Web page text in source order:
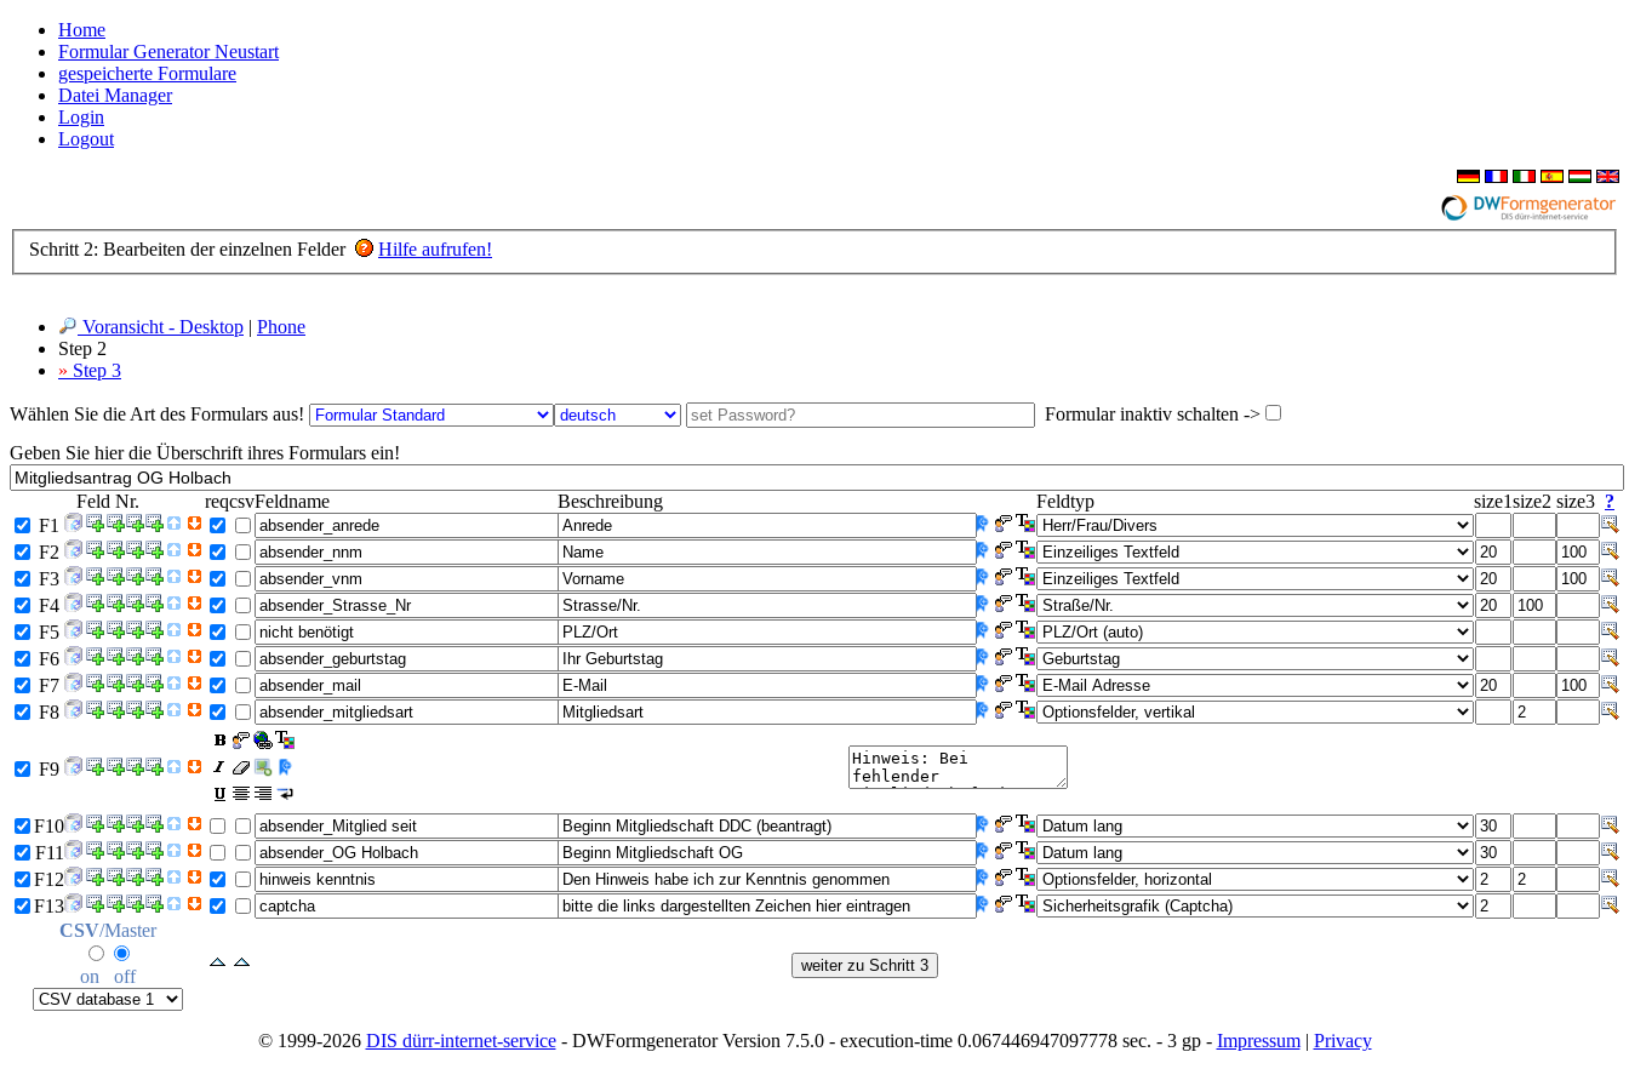
Home
Formular Generator Neustart
gespeicherte Formulare
Datei Manager
Login
Logout
Schritt 2: Bearbeiten der einzelnen Felder Hilfe aufrufen!
Voransicht - Desktop | Phone
Step 2
» Step 3
Wählen Sie die Art des Formulars aus!
Formular inaktiv schalten ->
Geben Sie hier die Überschrift ihres Formulars ein!
Feld Nr. reqcsvFeldname Beschreibung Feldtyp size1size2 size3 ?
F1
F2
F3
F4
F5
F6
F7
F8
F9
F10
F11
F12
F13
CSV/Master
on off
© 1999-2026 DIS dürr-internet-service- DWFormgenerator Version 7.5.0 - execution-time 0.067446947097778 sec. - 3 gp - Impressum| Privacy